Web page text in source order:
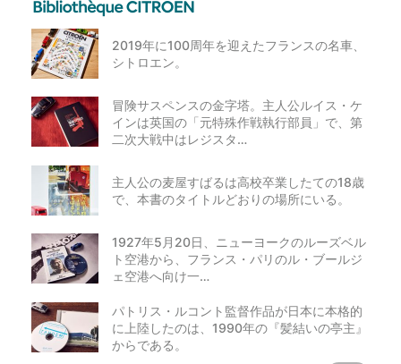
2019年に100周年を迎えたフランスの名車、
シトロエン。
冒険サスペンスの金字塔。主人公ルイス・ケ
インは英国の「元特殊作戦執行部員」で、第
二次大戦中はレジスタ…
主人公の麦屋すばるは高校卒業したての18歳
で、本書のタイトルどおりの場所にいる。
1927年5月20日、ニューヨークのルーズベル
ト空港から、フランス・パリのル・ブールジ
ェ空港へ向け一…
パトリス・ルコント監督作品が日本に本格的
に上陸したのは、1990年の『髪結いの亭主』
からである。